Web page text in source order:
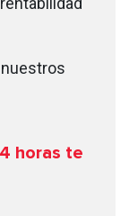
horas te